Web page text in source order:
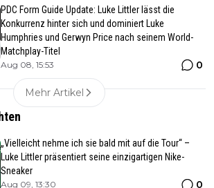
PDC Form Guide Update: Luke Littler lässt die
Konkurrenz hinter sich und dominiert Luke
Humphries und Gerwyn Price nach seinem World-
Matchplay-Titel
Aug 08, 15:53 0
Mehr Artikel
„Vielleicht nehme ich sie bald mit auf die Tour“ –
Luke Littler präsentiert seine einzigartigen Nike-
Sneaker
Aug 09, 13:30 0